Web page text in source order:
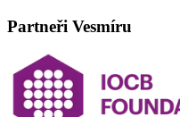
Partneři Vesmíru